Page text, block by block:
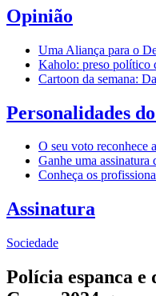
Opinião
Uma Aliança para o
Kaholo: preso político
Cartoon da semana:
Personalidades
O seu voto reconhece
Ganhe uma
Conheça os
Assinatura
Sociedade
Polícia espanca e